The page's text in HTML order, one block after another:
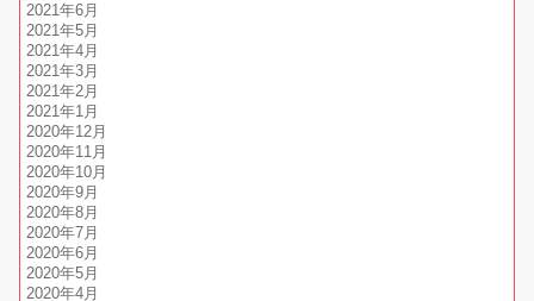
2021年6月
2021年5月
2021年4月
2021年3月
2021年2月
2021年1月
2020年12月
2020年11月
2020年10月
2020年9月
2020年8月
2020年7月
2020年6月
2020年5月
2020年4月